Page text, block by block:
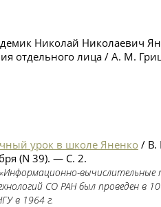
Николай Николаевич
отдельного лица / А. М.
урок в школе Яненко / В.
(N 39). — С. 2.
СО РАН был проведен в
в 1964 г.